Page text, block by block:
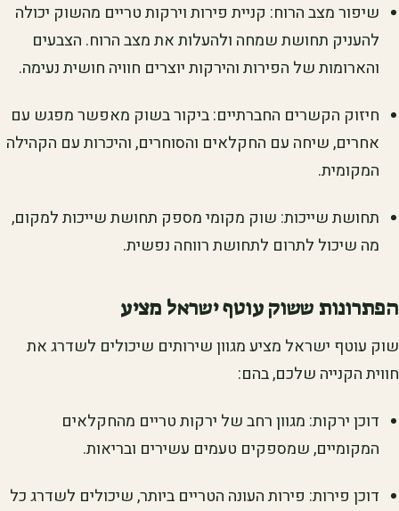
שיפור מצב הרוח: קניית פירות וירקות טריים מהשוק יכולה
להעניק תחושת שמחה ולהעלות את מצב הרוח. הצבעים
והארומות של הפירות והירקות יוצרים חוויה חושית נעימה.
חיזוק הקשרים החברתיים: ביקור בשוק מאפשר מפגש עם
אחרים, שיחה עם החקלאים והסוחרים, והיכרות עם הקהילה
המקומית.
תחושת שייכות: שוק מקומי מספק תחושת שייכות למקום,
מה שיכול לתרום לתחושת רווחה נפשית.
הפתרונות ששוק עוטף ישראל מציע
שוק עוטף ישראל מציע מגוון שירותים שיכולים לשדרג את
חווית הקנייה שלכם, בהם:
דוכן ירקות: מגוון רחב של ירקות טריים מהחקלאים
המקומיים, שמספקים טעמים עשירים ובריאות.
דוכן פירות: פירות העונה הטריים ביותר, שיכולים לשדרג כל